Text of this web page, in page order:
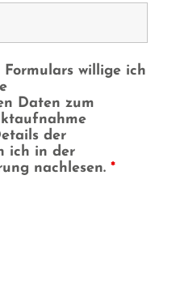
willige ich
Daten zum
der
ich in der
nachlesen. *